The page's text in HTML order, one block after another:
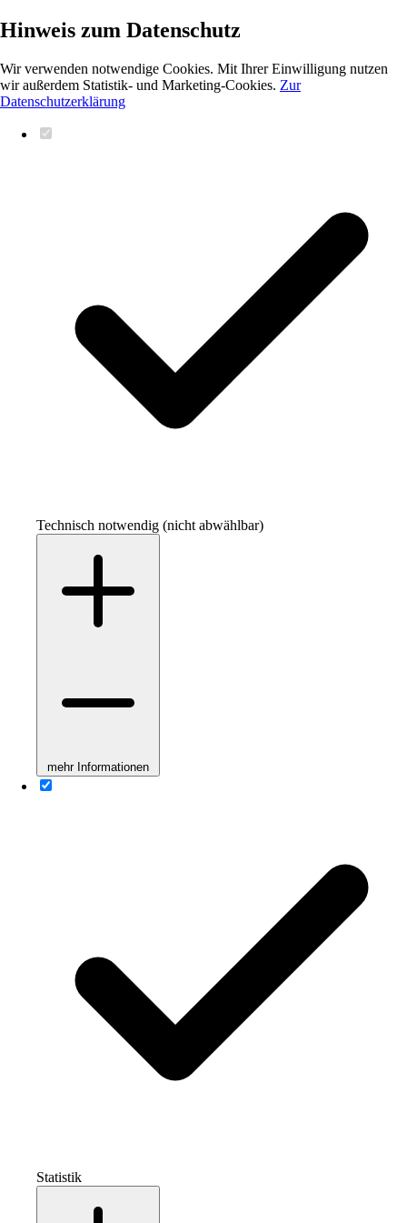
Hinweis zum Datenschutz
Wir verwenden notwendige Cookies. Mit Ihrer Einwilligung nutzen
wir außerdem Statistik- und Marketing-Cookies. Zur
Datenschutzerklärung
Technisch notwendig (nicht abwählbar)
mehr Informationen
Statistik